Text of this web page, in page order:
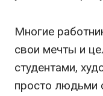
Многие
свои мечты и
студентами,
просто людьми